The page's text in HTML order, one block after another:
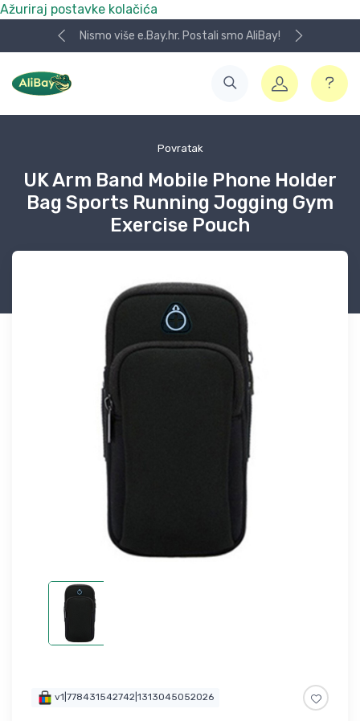
Ažuriraj postavke kolačića
Nismo više e.Bay.hr. Postali smo AliBay!
Povratak
UK Arm Band Mobile Phone Holder
Bag Sports Running Jogging Gym
Exercise Pouch
v1|778431542742|1313045052026